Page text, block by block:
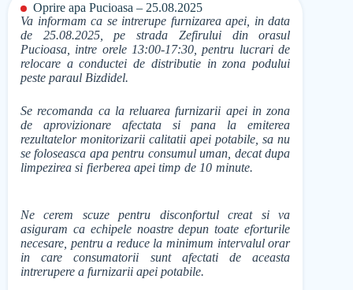
Oprire apa Pucioasa – 25.08.2025
Va informam ca se intrerupe furnizarea apei, in data
de 25.08.2025, pe strada Zefirului din orasul
Pucioasa, intre orele 13:00-17:30, pentru lucrari de
relocare a conductei de distributie in zona podului
peste paraul Bizdidel.
Se recomanda ca la reluarea furnizarii apei in zona
de aprovizionare afectata si pana la emiterea
rezultatelor monitorizarii calitatii apei potabile, sa nu
se foloseasca apa pentru consumul uman, decat dupa
limpezirea si fierberea apei timp de 10 minute.
Ne cerem scuze pentru disconfortul creat si va
asiguram ca echipele noastre depun toate eforturile
necesare, pentru a reduce la minimum intervalul orar
in care consumatorii sunt afectati de aceasta
intrerupere a furnizarii apei potabile.